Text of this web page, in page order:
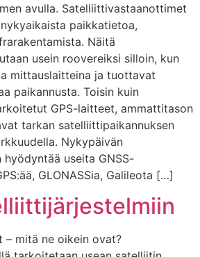
avulla. Satelliittivastaanottimet
paikkatietoa,
Näitä
usein roovereiksi silloin, kun
mittauslaitteina ja tuottavat
paikannusta. Toisin kuin
GPS-laitteet, ammattitason
tarkan satelliittipaikannuksen
Nykypäivän
useita GNSS-
GLONASSia, Galileota […]
– mitä ne oikein ovat?